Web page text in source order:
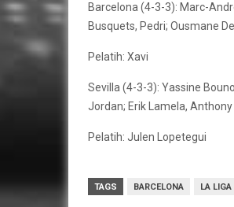
Barcelona (4-3-3): Marc-
Busquets, Pedri; Ousmane
Pelatih: Xavi
Sevilla (4-3-3): Yassine
Jordan; Erik Lamela,
Pelatih: Julen Lopetegui
TAGS BARCELONA LA LIGA